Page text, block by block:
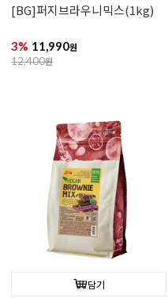
[BG]퍼지브라우니믹스(1kg)
3% 11,990원
12,400원
담기